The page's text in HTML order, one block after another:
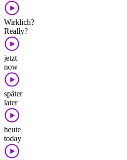
Wirklich?
Really?
jetzt
now
später
later
heute
today